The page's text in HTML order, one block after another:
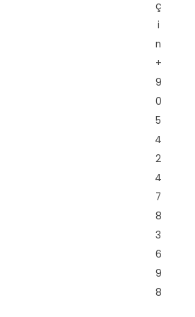
ç
i
n
+
9
0
5
4
2
4
7
8
3
6
9
8